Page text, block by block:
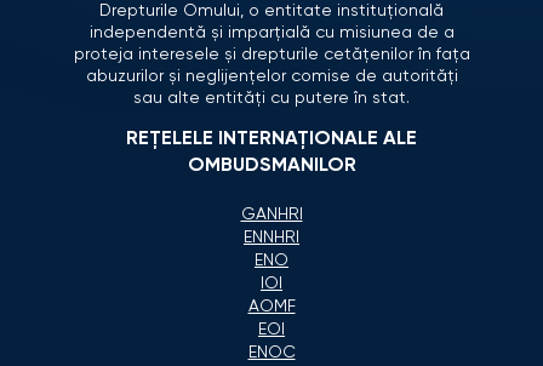
Drepturile Omului, o entitate instituțională
independentă și imparțială cu misiunea de a
proteja interesele și drepturile cetățenilor în fața
abuzurilor și neglijențelor comise de autorități
sau alte entități cu putere în stat.
REȚELELE INTERNAȚIONALE ALE
OMBUDSMANILOR
GANHRI
ENNHRI
ENO
IOI
AOMF
EOI
ENOC